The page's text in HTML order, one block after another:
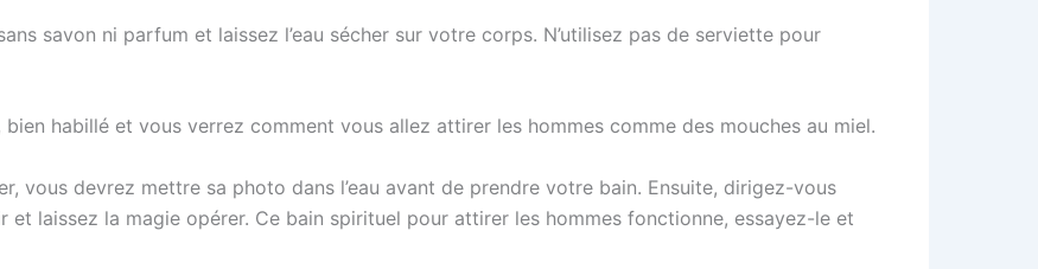
savon ni parfum et laissez l’eau sécher sur votre corps. N’utilisez pas de serviette pour
habillé et vous verrez comment vous allez attirer les hommes comme des mouches au miel.
vous devrez mettre sa photo dans l’eau avant de prendre votre bain. Ensuite, dirigez-vous
et laissez la magie opérer. Ce bain spirituel pour attirer les hommes fonctionne, essayez-le et